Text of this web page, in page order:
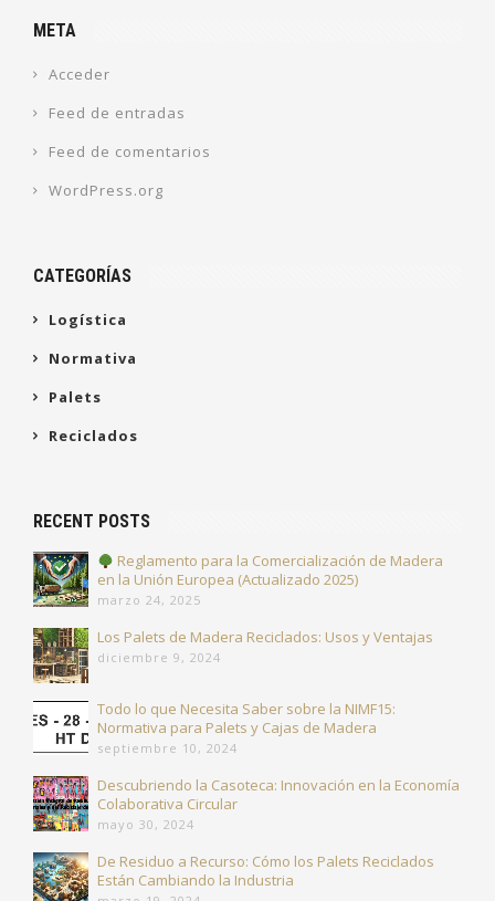
META
Acceder
Feed de entradas
Feed de comentarios
WordPress.org
CATEGORÍAS
Logística
Normativa
Palets
Reciclados
RECENT POSTS
Reglamento para la Comercialización de Madera
en la Unión Europea (Actualizado 2025)
marzo 24, 2025
Los Palets de Madera Reciclados: Usos y Ventajas
diciembre 9, 2024
Todo lo que Necesita Saber sobre la NIMF15:
Normativa para Palets y Cajas de Madera
septiembre 10, 2024
Descubriendo la Casoteca: Innovación en la Economía
Colaborativa Circular
mayo 30, 2024
De Residuo a Recurso: Cómo los Palets Reciclados
Están Cambiando la Industria